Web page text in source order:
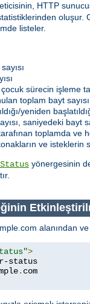
HTTP
oluşur.
listeler.
sürecin işleme
toplam bayt
yeniden
saniyedeki bayt
toplamda ve
ve isteklerin
yönergesinin
alanından
>
status
.